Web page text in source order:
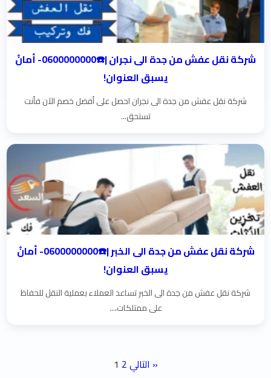
شركة نقل عفش من جدة الى نجران |☎️0600000000- أمانٌ
يسبق العنوان!
شركة نقل عفش من جدة الى نجران احصل على أفضل خصم الآن فأنت
تستحق...
شركة نقل عفش من جدة الى الخبر |☎️0600000000- أمانٌ
يسبق العنوان!
شركة نقل عفش من جدة الى الخبر تساعد العملاء بعملية النقل للحفاظ
على ممتلكات،...
تعدد صفحات المقالات
1 2 التالي »